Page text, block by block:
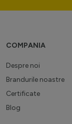
COMPANIA
Despre noi
Brandurile noastre
Certificate
Blog